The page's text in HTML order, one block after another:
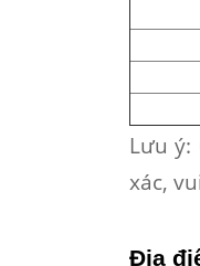
Lưu ý:
xác,
Địa